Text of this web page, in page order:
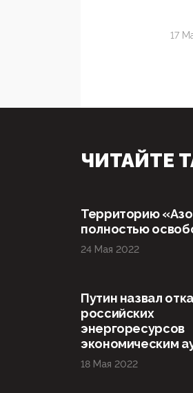
17
ЧИТАЙТЕ
Территорию
полностью
24 Мая 2022
Путин назвал
российских
энергоресурсов
экономическим
18 Мая 2022